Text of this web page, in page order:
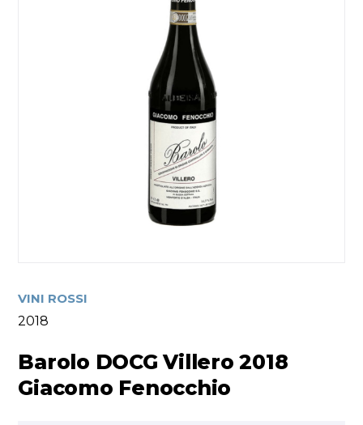
VINI ROSSI
2018
Barolo DOCG Villero 2018
Giacomo Fenocchio